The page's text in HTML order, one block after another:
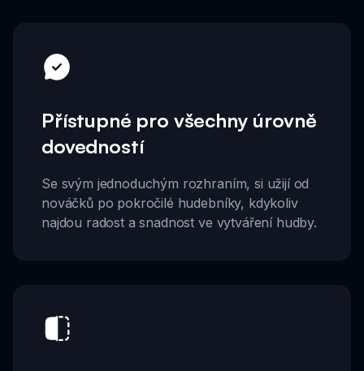
Přístupné pro všechny úrovně
dovedností
Se svým jednoduchým rozhraním, si užijí od
nováčků po pokročilé hudebníky, kdykoliv
najdou radost a snadnost ve vytváření hudby.